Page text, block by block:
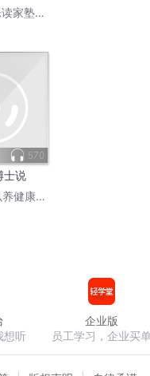
塾读经典
570
士说
康咨询
想听
企业版
员工学习，企业买